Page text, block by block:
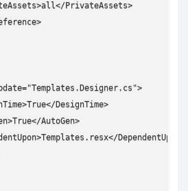
PrivateAssets>
DesignTime>
AutoGen>
DependentUpon>